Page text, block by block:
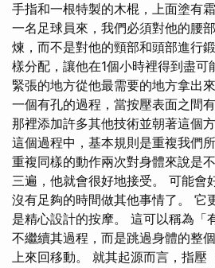
手指和一根特製的木棍，上面塗有
一名足球員來，我們必須對他的腰
煉，而不是對他的頸部和頭部進行
樣分配，讓他在1個小時裡得到盡可
緊張的地方從他最需要的地方拿出
一個有孔的過程，當按壓表面之間
那裡添加許多其他技術並朝著這個
這個過程中，基本規則是重複我們
重複同樣的動作兩次對身體來說是
三遍，他就會很好地接受。 可能會
沒有足夠的時間做其他事情了。 它
是精心設計的按摩。 這可以稱為「
不繼續其過程，而是跳過身體的整
上來回移動。 就其起源而言，指壓